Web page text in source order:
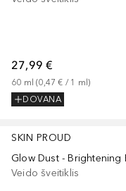
27,99 €
60 ml (0,47 € / 1 ml)
DOVANA
SKIN PROUD
Veido šveitiklis